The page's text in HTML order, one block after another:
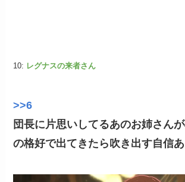
10: レグナスの来者さん
>>6
団長に片思いしてるあのお姉さん
の格好で出てきたら吹き出す自信